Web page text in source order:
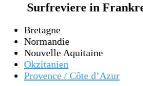
Surfreviere in
Bretagne
Normandie
Nouvelle Aquitaine
Okzitanien
Provence / Côte d’Azur